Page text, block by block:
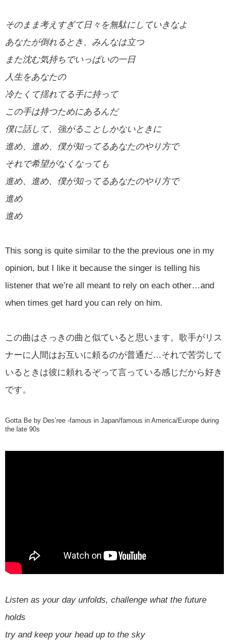
そのまま考えすぎて日々を無駄にしていきなよ
あなたが倒れるとき、みんなは立つ
また沈む気持ちでいっぱいの一日
人生をあなたの
冷たくて揺れてる手に持って
この手は持つためにあるんだ
僕に話して、強がることしかないときに
進め、進め、僕が知ってるあなたのやり方で
それで希望がなくなっても
進め、進め、僕が知ってるあなたのやり方で
進め
進め
This song is quite similar to the the previous one in my
opinion, but I like it because the singer is telling his
listener that we’re all meant to rely on each other…and
when times get hard you can rely on him.
この曲はさっきの曲と似ていると思います。歌手がリス
ナーに人間はお互いに頼るのが普通だ…それで苦労して
いるときは彼に頼れるぞって言っている感じだから好き
です。
Gotta Be by Des’ree -famous in Japan/famous in America/Europe during
the late 90s
Listen as your day unfolds, challenge what the future
holds
try and keep your head up to the sky